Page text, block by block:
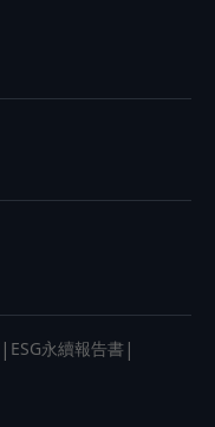
| ESG永續報告書 |